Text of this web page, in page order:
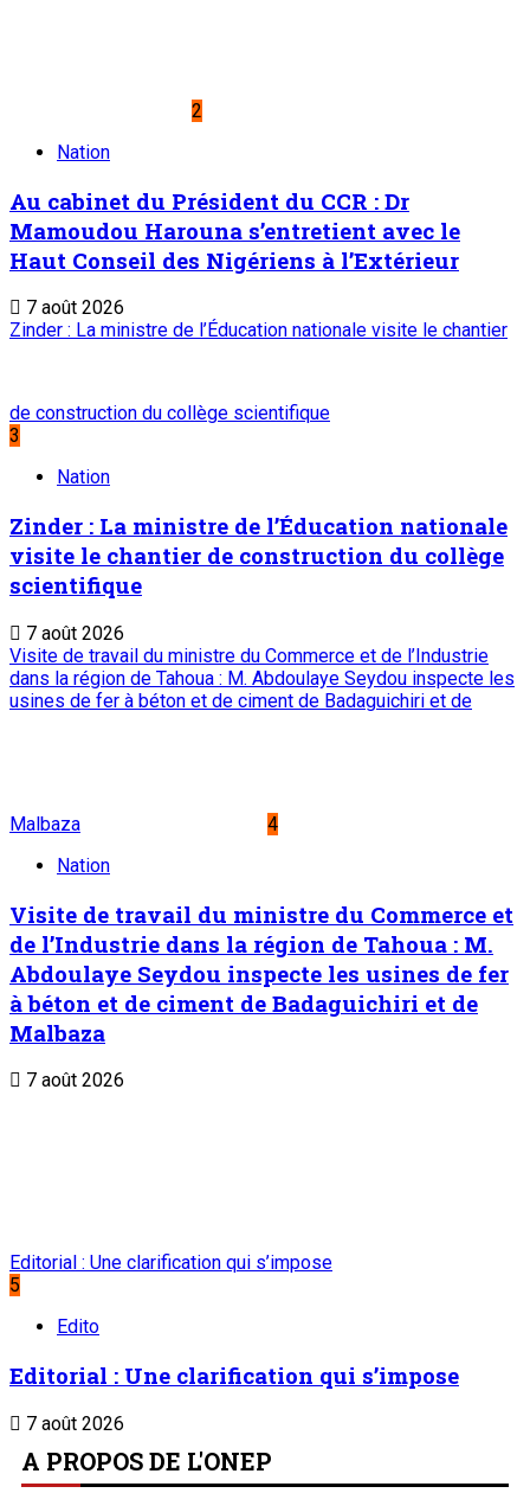
2
Nation
Au cabinet du Président du CCR : Dr
Mamoudou Harouna s’entretient avec le
Haut Conseil des Nigériens à l’Extérieur
7 août 2026
Zinder : La ministre de l’Éducation nationale visite le chantier
de construction du collège scientifique
3
Nation
Zinder : La ministre de l’Éducation nationale
visite le chantier de construction du collège
scientifique
7 août 2026
Visite de travail du ministre du Commerce et de l’Industrie
dans la région de Tahoua : M. Abdoulaye Seydou inspecte les
usines de fer à béton et de ciment de Badaguichiri et de
Malbaza
4
Nation
Visite de travail du ministre du Commerce et
de l’Industrie dans la région de Tahoua : M.
Abdoulaye Seydou inspecte les usines de fer
à béton et de ciment de Badaguichiri et de
Malbaza
7 août 2026
Editorial : Une clarification qui s’impose
5
Edito
Editorial : Une clarification qui s’impose
7 août 2026
A PROPOS DE L'ONEP